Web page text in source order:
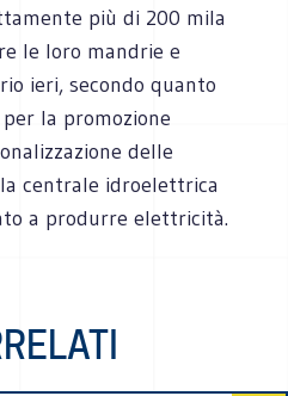
più di 200 mila
le loro mandrie e
ieri, secondo quanto
la promozione
delle
centrale idroelettrica
a produrre elettricità.